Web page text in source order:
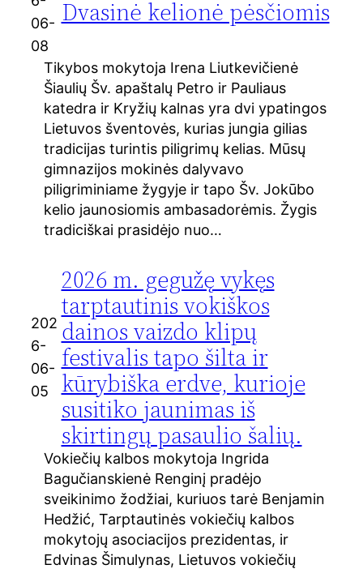
06-
08
Dvasinė kelionė pėsčiomis
Tikybos mokytoja Irena Liutkevičienė
Šiaulių Šv. apaštalų Petro ir Pauliaus
katedra ir Kryžių kalnas yra dvi ypatingos
Lietuvos šventovės, kurias jungia gilias
tradicijas turintis piligrimų kelias. Mūsų
gimnazijos mokinės dalyvavo
piligriminiame žygyje ir tapo Šv. Jokūbo
kelio jaunosiomis ambasadorėmis. Žygis
tradiciškai prasidėjo nuo…
202
6-
06-
05
2026 m. gegužę vykęs
tarptautinis vokiškos
dainos vaizdo klipų
festivalis tapo šilta ir
kūrybiška erdve, kurioje
susitiko jaunimas iš
skirtingų pasaulio šalių.
Vokiečių kalbos mokytoja Ingrida
Bagučianskienė Renginį pradėjo
sveikinimo žodžiai, kuriuos tarė Benjamin
Hedžić, Tarptautinės vokiečių kalbos
mokytojų asociacijos prezidentas, ir
Edvinas Šimulynas, Lietuvos vokiečių